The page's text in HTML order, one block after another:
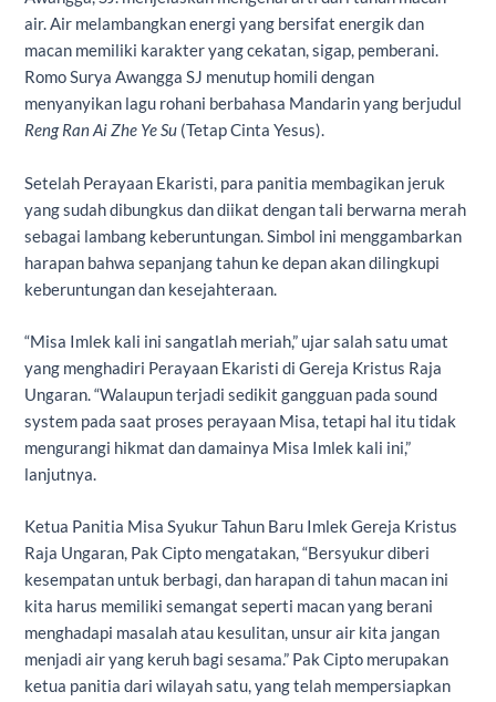
air. Air melambangkan energi yang bersifat energik dan
macan memiliki karakter yang cekatan, sigap, pemberani.
Romo Surya Awangga SJ menutup homili dengan
menyanyikan lagu rohani berbahasa Mandarin yang berjudul
Reng Ran Ai Zhe Ye Su (Tetap Cinta Yesus).
Setelah Perayaan Ekaristi, para panitia membagikan jeruk
yang sudah dibungkus dan diikat dengan tali berwarna merah
sebagai lambang keberuntungan. Simbol ini menggambarkan
harapan bahwa sepanjang tahun ke depan akan dilingkupi
keberuntungan dan kesejahteraan.
“Misa Imlek kali ini sangatlah meriah,” ujar salah satu umat
yang menghadiri Perayaan Ekaristi di Gereja Kristus Raja
Ungaran. “Walaupun terjadi sedikit gangguan pada sound
system pada saat proses perayaan Misa, tetapi hal itu tidak
mengurangi hikmat dan damainya Misa Imlek kali ini,”
lanjutnya.
Ketua Panitia Misa Syukur Tahun Baru Imlek Gereja Kristus
Raja Ungaran, Pak Cipto mengatakan, “Bersyukur diberi
kesempatan untuk berbagi, dan harapan di tahun macan ini
kita harus memiliki semangat seperti macan yang berani
menghadapi masalah atau kesulitan, unsur air kita jangan
menjadi air yang keruh bagi sesama.” Pak Cipto merupakan
ketua panitia dari wilayah satu, yang telah mempersiapkan